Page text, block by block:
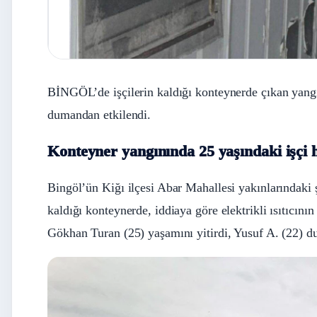
BİNGÖL’de işçilerin kaldığı konteynerde çıkan
dumandan etkilendi.
Konteyner yangınında 25 yaşındaki işçi
Bingöl’ün Kiğı ilçesi Abar Mahallesi yakınlarındaki
kaldığı konteynerde, iddiaya göre elektrikli
Gökhan Turan (25) yaşamını yitirdi, Yusuf A. (22)